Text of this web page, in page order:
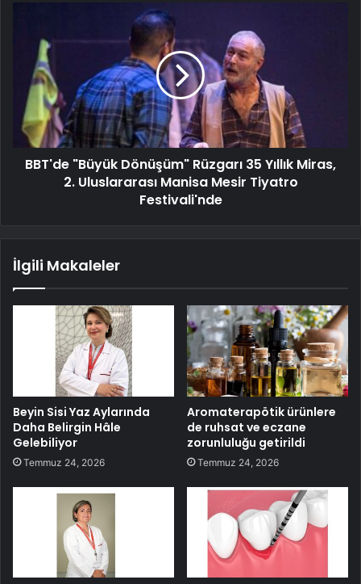
BBT'de "Büyük Dönüşüm" Rüzgarı 35 Yıllık Miras,
2. Uluslararası Manisa Mesir Tiyatro
Festivali'nde
İlgili Makaleler
Beyin Sisi Yaz Aylarında
Daha Belirgin Hâle
Gelebiliyor
Temmuz 24, 2026
Aromaterapötik ürünlere
de ruhsat ve eczane
zorunluluğu getirildi
Temmuz 24, 2026